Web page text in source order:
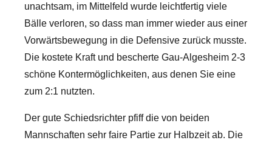
unachtsam, im Mittelfeld wurde leichtfertig viele
Bälle verloren, so dass man immer wieder aus einer
Vorwärtsbewegung in die Defensive zurück musste.
Die kostete Kraft und bescherte Gau-Algesheim 2-3
schöne Kontermöglichkeiten, aus denen Sie eine
zum 2:1 nutzten.
Der gute Schiedsrichter pfiff die von beiden
Mannschaften sehr faire Partie zur Halbzeit ab. Die